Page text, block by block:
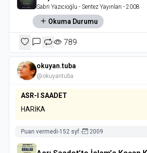
Sabri Yazıcıoğlu - Sentez Yayınları - 2008
Okuma Durumu
789
okuyan.tuba
@okuyantuba
ASR-I SAADET
HARİKA
Puan vermedi-152 syf.- 2009